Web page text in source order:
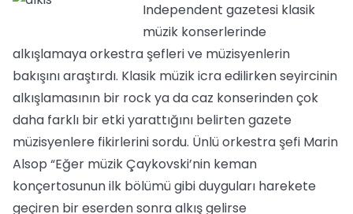
Independent gazetesi klasik
müzik konserlerinde
alkışlamaya orkestra şefleri ve müzisyenlerin
bakışını araştırdı. Klasik müzik icra edilirken seyircinin
alkışlamasının bir rock ya da caz konserinden çok
daha farklı bir etki yarattığını belirten gazete
müzisyenlere fikirlerini sordu. Ünlü orkestra şefi Marin
Alsop “Eğer müzik Çaykovski’nin keman
konçertosunun ilk bölümü gibi duyguları harekete
geçiren bir eserden sonra alkış gelirse